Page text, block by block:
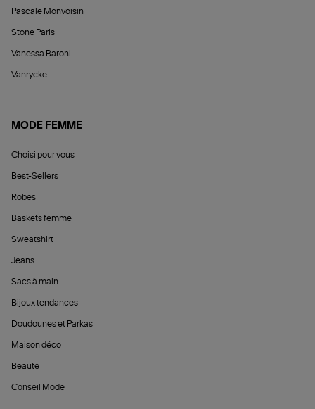
Pascale Monvoisin
Stone Paris
Vanessa Baroni
Vanrycke
MODE FEMME
Choisi pour vous
Best-Sellers
Robes
Baskets femme
Sweatshirt
Jeans
Sacs à main
Bijoux tendances
Doudounes et Parkas
Maison déco
Beauté
Conseil Mode